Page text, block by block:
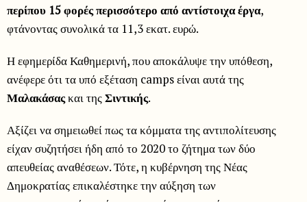
περίπου 15 φορές περισσότερο από αντίστοιχα έργα,
φτάνοντας συνολικά τα 11,3 εκατ. ευρώ.
Η εφημερίδα Καθημερινή, που αποκάλυψε την υπόθεση,
ανέφερε ότι τα υπό εξέταση camps είναι αυτά της
Μαλακάσαςκαι τηςΣιντικής.
Αξίζει να σημειωθεί πως τα κόμματα της αντιπολίτευσης
είχαν συζητήσει ήδη από το 2020 το ζήτημα των δύο
απευθείας αναθέσεων. Τότε, η κυβέρνηση της Νέας
Δημοκρατίας επικαλέστηκε την αύξηση των